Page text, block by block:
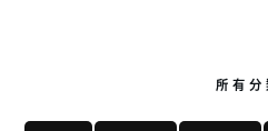
所有分